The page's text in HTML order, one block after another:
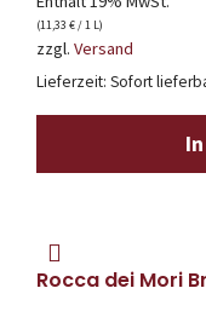
(11,33 €/ 1 L)
zzgl. Versand
Lieferzeit: Sofort
Rocca dei Mori